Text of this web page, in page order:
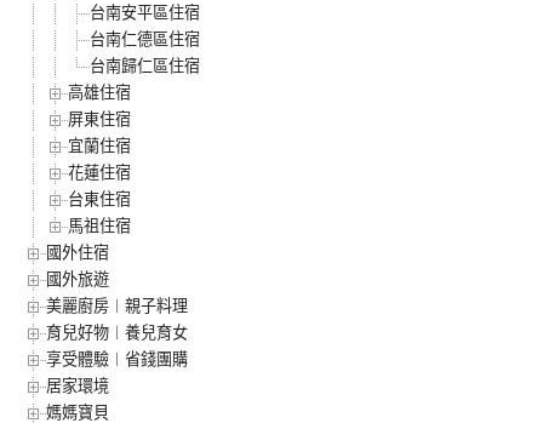
台南安平區住宿
台南仁德區住宿
台南歸仁區住宿
高雄住宿
屏東住宿
宜蘭住宿
花蓮住宿
台東住宿
馬祖住宿
國外住宿
國外旅遊
美麗廚房︱親子料理
育兒好物︱養兒育女
享受體驗︱省錢團購
居家環境
媽媽寶貝